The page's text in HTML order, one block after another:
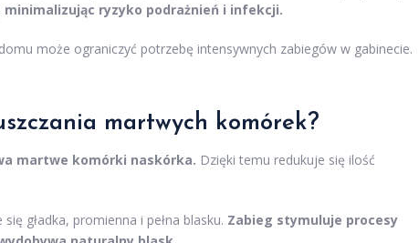
minimalizując ryzyko podrażnień i infekcji.
może ograniczyć potrzebę intensywnych zabiegów w gabinecie.
martwych komórek?
martwe komórki naskórka. Dzięki temu redukuje się ilość
gładka, promienna i pełna blasku. Zabieg stymuluje procesy